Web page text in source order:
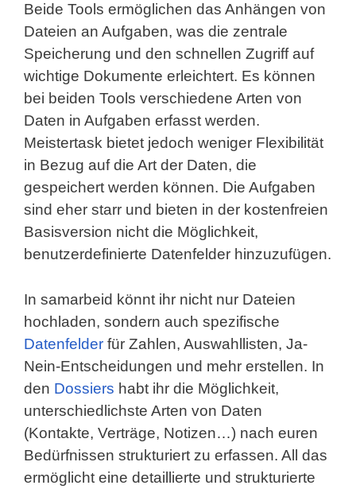
Beide Tools ermöglichen das Anhängen von
Dateien an Aufgaben, was die zentrale
Speicherung und den schnellen Zugriff auf
wichtige Dokumente erleichtert. Es können
bei beiden Tools verschiedene Arten von
Daten in Aufgaben erfasst werden.
Meistertask bietet jedoch weniger Flexibilität
in Bezug auf die Art der Daten, die
gespeichert werden können. Die Aufgaben
sind eher starr und bieten in der kostenfreien
Basisversion nicht die Möglichkeit,
benutzerdefinierte Datenfelder hinzuzufügen.
In samarbeid könnt ihr nicht nur Dateien
hochladen, sondern auch spezifische
Datenfelder für Zahlen, Auswahllisten, Ja-
Nein-Entscheidungen und mehr erstellen. In
den Dossiers habt ihr die Möglichkeit,
unterschiedlichste Arten von Daten
(Kontakte, Verträge, Notizen…) nach euren
Bedürfnissen strukturiert zu erfassen. All das
ermöglicht eine detaillierte und strukturierte